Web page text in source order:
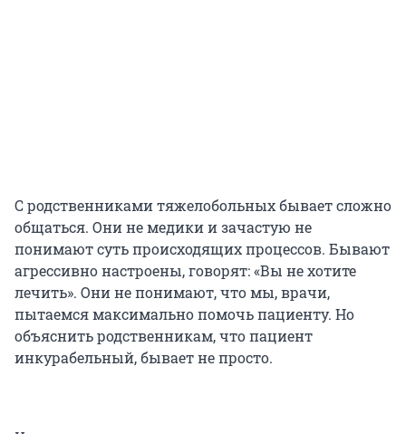
С родственниками тяжелобольных бывает сложно
общаться. Они не медики и зачастую не
понимают суть происходящих процессов. Бывают
агрессивно настроены, говорят: «Вы не хотите
лечить». Они не понимают, что мы, врачи,
пытаемся максимально помочь пациенту. Но
объяснить родственникам, что пациент
инкурабельный, бывает не просто.